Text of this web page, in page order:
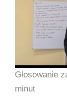
Głosowanie
minut